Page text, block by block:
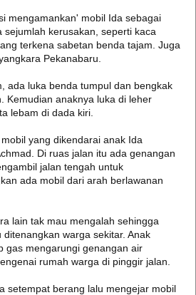
mengamankan' mobil Ida sebagai
sejumlah kerusakan, seperti kaca
terkena sabetan benda tajam. Juga
Pekanabaru.
ada luka benda tumpul dan bengkak
Kemudian anaknya luka di leher
lebam di dada kiri.
yang dikendarai anak Ida
Di ruas jalan itu ada genangan
jalan tengah untuk
ada mobil dari arah berlawanan
lain tak mau mengalah sehingga
warga sekitar. Anak
gas mengarungi genangan air
rumah warga di pinggir jalan.
setempat berang lalu mengejar mobil